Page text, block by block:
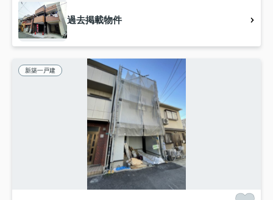
過去掲載物件
新築一戸建